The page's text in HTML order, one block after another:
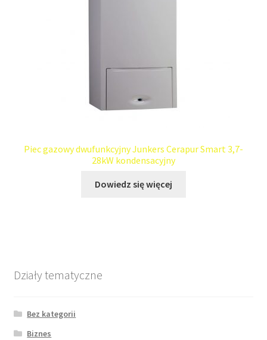
Piec gazowy dwufunkcyjny Junkers Cerapur Smart 3,7-
28kW kondensacyjny
Dowiedz się więcej
Działy tematyczne
Bez kategorii
Biznes